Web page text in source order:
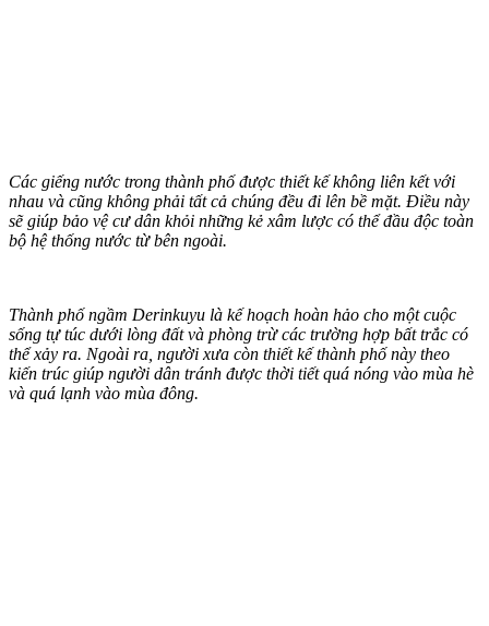
Các giếng nước trong thành phố được thiết kế không liên kết với
nhau và cũng không phải tất cả chúng đều đi lên bề mặt. Điều này
sẽ giúp bảo vệ cư dân khỏi những kẻ xâ‌m lượ‌c có thể đầ‌u độ‌c toàn
bộ hệ thống nước từ bên ngoài.
Thành phố ngầm Derinkuyu là kế hoạch hoàn hảo cho một cuộc
sống tự túc dưới lòng đất và phòng trừ các trường hợp bất trắc có
thể xảy ra. Ngoài ra, người xưa còn thiết kế thành phố này theo
kiến trúc giúp người dân tránh được thời tiết quá nóng vào mùa hè
và quá lạnh vào mùa đông.